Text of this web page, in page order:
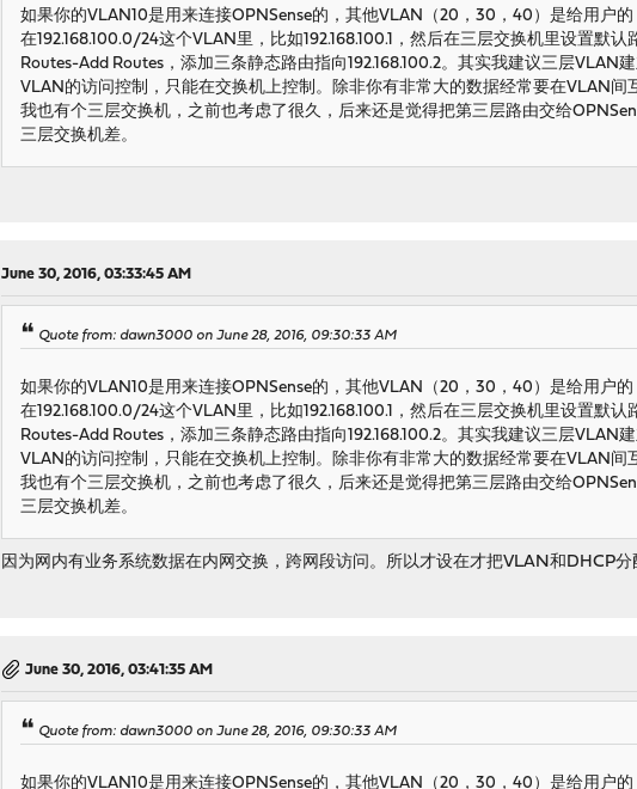
如果你的VLAN10是用来连接OPNSense的，其他VLAN（20，30，40）是给用户
在192.168.100.0/24这个VLAN里，比如192.168.100.1，然后在三层交换机里设置默
Routes-Add Routes，添加三条静态路由指向192.168.100.2。其实我建议三层
VLAN的访问控制，只能在交换机上控制。除非你有非常大的数据经常要在VLAN
我也有个三层交换机，之前也考虑了很久，后来还是觉得把第三层路由交给
三层交换机差。
June 30, 2016, 03:33:45 AM
Quote from: dawn3000 on June 28, 2016, 09:30:33 AM
如果你的VLAN10是用来连接OPNSense的，其他VLAN（20，30，40）是给用户
在192.168.100.0/24这个VLAN里，比如192.168.100.1，然后在三层交换机里设置默
Routes-Add Routes，添加三条静态路由指向192.168.100.2。其实我建议三层
VLAN的访问控制，只能在交换机上控制。除非你有非常大的数据经常要在VLAN
我也有个三层交换机，之前也考虑了很久，后来还是觉得把第三层路由交给
三层交换机差。
因为网内有业务系统数据在内网交换，跨网段访问。所以才设在才把VLAN和DHCP分
June 30, 2016, 03:41:35 AM
Quote from: dawn3000 on June 28, 2016, 09:30:33 AM
如果你的VLAN10是用来连接OPNSense的，其他VLAN（20，30，40）是给用户